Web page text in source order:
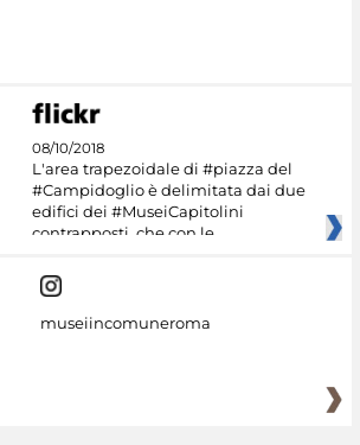
08/10/2018
L'area trapezoidale di #piazza del
#Campidoglio è delimitata dai due
edifici dei #MuseiCapitolini
contrapposti, che con le
museiincomuneroma